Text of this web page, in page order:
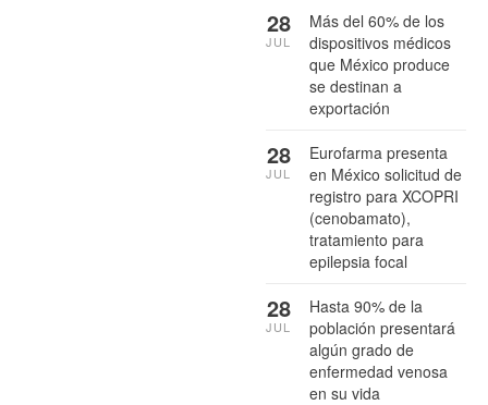
Más del 60% de los
dispositivos médicos
que México produce
se destinan a
exportación
28
JUL
Eurofarma presenta
en México solicitud de
registro para XCOPRI
(cenobamato),
tratamiento para
epilepsia focal
28
JUL
Hasta 90% de la
población presentará
algún grado de
enfermedad venosa
en su vida
28
JUL